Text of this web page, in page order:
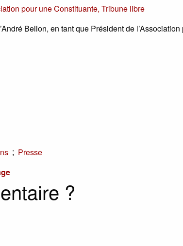
pour une Constituante,Tribune libre
Bellon, en tant que Président de
; Presse
?